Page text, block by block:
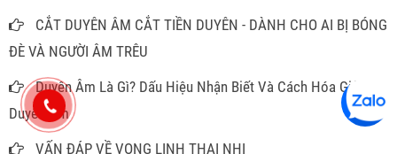
CẮT DUYÊN ÂM CẮT TIỀN DUYÊN - DÀNH CHO AI BỊ BÓNG
ĐÈ VÀ NGƯỜI ÂM TRÊU
Duyên Âm Là Gì? Dấu Hiệu Nhận Biết Và Cách Hóa Giải
Duyên Âm
VẤN ĐÁP VỀ VONG LINH THAI NHI